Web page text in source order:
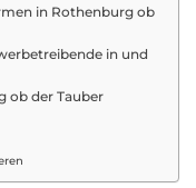
in Rothenburg ob
in und
ob der Tauber